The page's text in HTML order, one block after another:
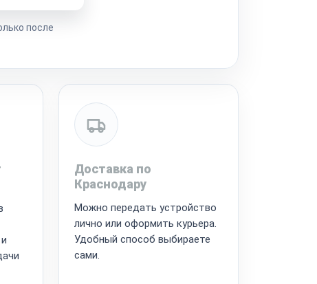
после
Доставка по
Краснодару
Можно передать устройство
лично или оформить курьера.
Удобный способ выбираете
сами.